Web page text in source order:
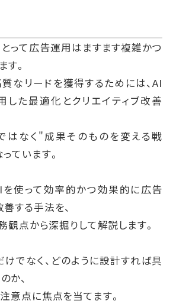
って広告運用はますます複雑かつ
。
なリードを獲得するためには、AI
した最適化とクリエイティブ改善
なく"成果そのものを変える戦
ています。
を使って効率的かつ効果的に広告
する手法を、
点から深掘りして解説します。
でなく、どのように設計すれば具
か、
意点に焦点を当てます。